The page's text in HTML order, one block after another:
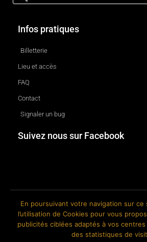
Infos pratiques
Billetterie
Lieu et accès
FAQ
Contact
Signaler un bug
Suivez nous sur Facebook
© 2018-2026 The Ink Factory. Site web
En poursuivant votre navigation sur
l’utilisation de Cookies pour vous
publicités ciblées adaptés à vos
des statistiques de